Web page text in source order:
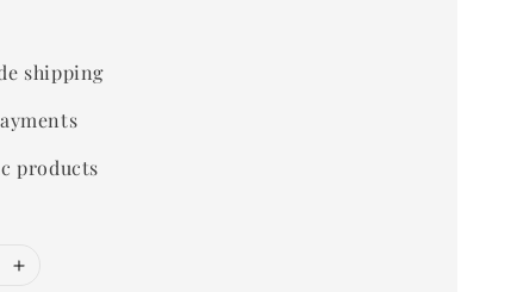
shipping
products